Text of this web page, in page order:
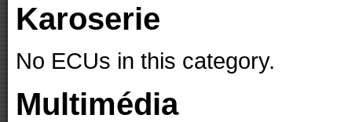
Karoserie
No ECUs in this category.
Multimédia